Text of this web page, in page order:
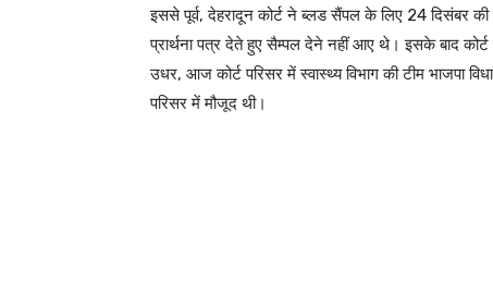
इससे पूर्व, देहरादून कोर्ट ने ब्लड सैंपल के लिए 24 दिसंबर
प्रार्थना पत्र देते हुए सैम्पल देने नहीं आए थे। इसके बाद
उधर, आज कोर्ट परिसर में स्वास्थ्य विभाग की टीम भाजपा
परिसर में मौजूद थी।